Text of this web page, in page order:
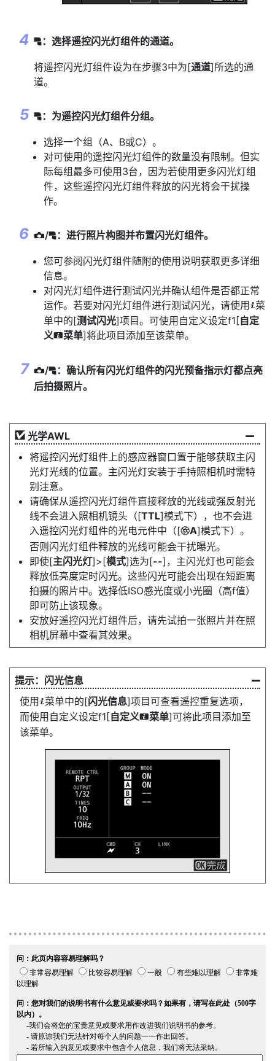
f：选择遥控闪光灯组件的通道。
将遥控闪光灯组件设为在步骤3中为[通道]所选的通
道。
f：为遥控闪光灯组件分组。
选择一个组（A、B或C）。
对可使用的遥控闪光灯组件的数量没有限制。但实
际每组最多可使用3台，因为若使用更多闪光灯组
件，这些遥控闪光灯组件释放的闪光将会干扰操
作。
C/f：进行照片构图并布置闪光灯组件。
您可参阅闪光灯组件随附的使用说明获取更多详细
信息。
对闪光灯组件进行测试闪光并确认组件是否都正常
运作。若要对闪光灯组件进行测试闪光，请使用 i菜
单中的[测试闪光]项目。可使用自定义设定f1[自定
义i菜单]将此项目添加至该菜单。
C/f：确认所有闪光灯组件的闪光预备指示灯都点亮
后拍摄照片。
光学AWL
将遥控闪光灯组件上的感应器窗口置于能够获取主闪
光灯光线的位置。主闪光灯安装于手持照相机时需特
别注意。
请确保从遥控闪光灯组件直接释放的光线或强反射光
线不会进入照相机镜头（[TTL]模式下），也不会进
入遥控闪光灯组件的光电元件中（[qA]模式下）。
否则闪光灯组件释放的光线可能会干扰曝光。
即使[主闪光灯]>[模式]选为[--]，主闪光灯也可能会
释放低亮度定时闪光。这些闪光可能会出现在短距离
拍摄的照片中。选择低ISO感光度或小光圈（高f值）
即可防止该现象。
安放好遥控闪光灯组件后，请先试拍一张照片并在照
相机屏幕中查看其效果。
闪光信息
使用 i菜单中的[闪光信息]项目可查看遥控重复选项，
而使用自定义设定f1[自定义i菜单]可将此项目添加至
该菜单。